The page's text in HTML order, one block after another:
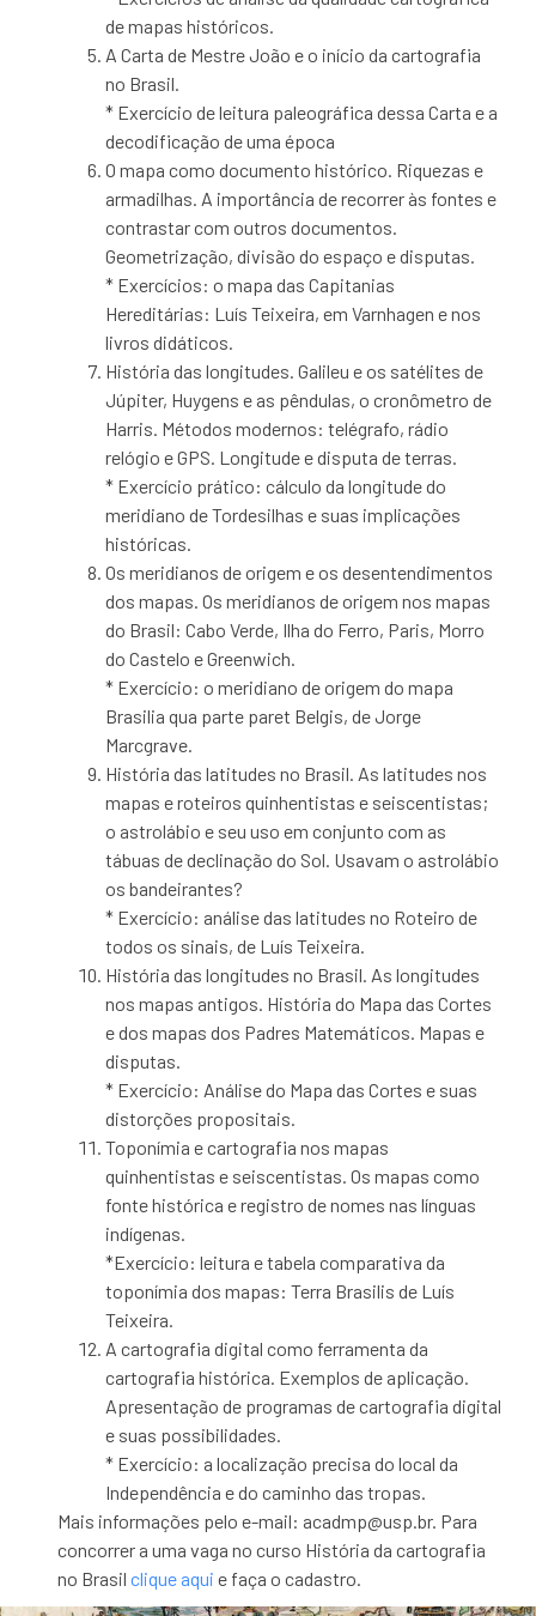
de mapas históricos.
A Carta de Mestre João e o início da cartografia
no Brasil.
* Exercício de leitura paleográfica dessa Carta e a
decodificação de uma época
O mapa como documento histórico. Riquezas e
armadilhas. A importância de recorrer às fontes e
contrastar com outros documentos.
Geometrização, divisão do espaço e disputas.
* Exercícios: o mapa das Capitanias
Hereditárias: Luís Teixeira, em Varnhagen e nos
livros didáticos.
História das longitudes. Galileu e os satélites de
Júpiter, Huygens e as pêndulas, o cronômetro de
Harris. Métodos modernos: telégrafo, rádio
relógio e GPS. Longitude e disputa de terras.
* Exercício prático: cálculo da longitude do
meridiano de Tordesilhas e suas implicações
históricas.
Os meridianos de origem e os desentendimentos
dos mapas. Os meridianos de origem nos mapas
do Brasil: Cabo Verde, Ilha do Ferro, Paris, Morro
do Castelo e Greenwich.
* Exercício: o meridiano de origem do mapa
Brasilia qua parte paret Belgis, de Jorge
Marcgrave.
História das latitudes no Brasil. As latitudes nos
mapas e roteiros quinhentistas e seiscentistas;
o astrolábio e seu uso em conjunto com as
tábuas de declinação do Sol. Usavam o astrolábio
os bandeirantes?
* Exercício: análise das latitudes no Roteiro de
todos os sinais, de Luís Teixeira.
História das longitudes no Brasil. As longitudes
nos mapas antigos. História do Mapa das Cortes
e dos mapas dos Padres Matemáticos. Mapas e
disputas.
* Exercício: Análise do Mapa das Cortes e suas
distorções propositais.
Toponímia e cartografia nos mapas
quinhentistas e seiscentistas. Os mapas como
fonte histórica e registro de nomes nas línguas
indígenas.
*Exercício: leitura e tabela comparativa da
toponímia dos mapas: Terra Brasilis de Luís
Teixeira.
A cartografia digital como ferramenta da
cartografia histórica. Exemplos de aplicação.
Apresentação de programas de cartografia digital
e suas possibilidades.
* Exercício: a localização precisa do local da
Independência e do caminho das tropas.
Mais informações pelo e-mail: acadmp@usp.br. Para
concorrer a uma vaga no curso História da cartografia
no Brasilclique aqui e faça o cadastro.